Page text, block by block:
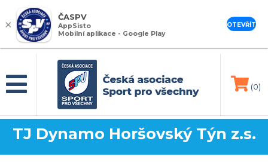
(0)
TJ Dynamo Horšovský Týn z.s.
×
ČASPV
AppSisto
Mobilní aplikace - Google Play
OTEVŘÍT